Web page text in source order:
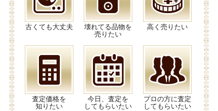
古くても大丈夫
壊れてる品物を
売りたい
高く売りたい
査定価格を
知りたい
今日、査定を
してもらいたい
プロの方に査定
してもらいたい